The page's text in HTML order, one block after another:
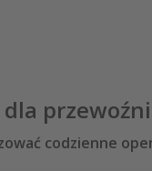
codzienne